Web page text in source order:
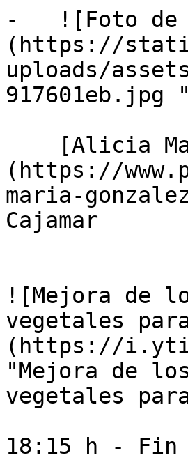
-   ![Foto de
(https://
uploads/
917601eb.jpg
(https://
maria-
Cajamar
![Mejora de
vegetales
(https://
"Mejora de
vegetales
18:15 h - Fin